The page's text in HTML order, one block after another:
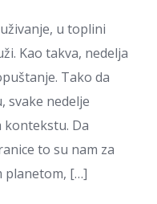
u toplini
Kao takva, nedelja
Tako da
svake nedelje
Da
to su nam za
planetom, […]